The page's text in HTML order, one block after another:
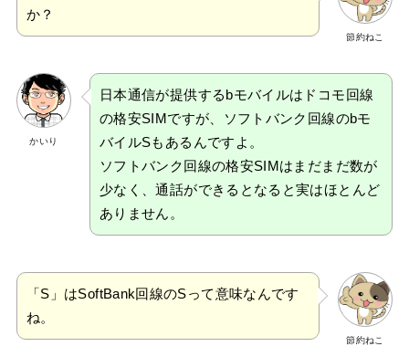
節約ねこ
か？
かいり
日本通信が提供するbモバイルはドコモ回線
の格安SIMですが、ソフトバンク回線のbモ
バイルSもあるんですよ。
ソフトバンク回線の格安SIMはまだまだ数が
少なく、通話ができるとなると実はほとんど
ありません。
節約ねこ
「S」はSoftBank回線のSって意味なんです
ね。